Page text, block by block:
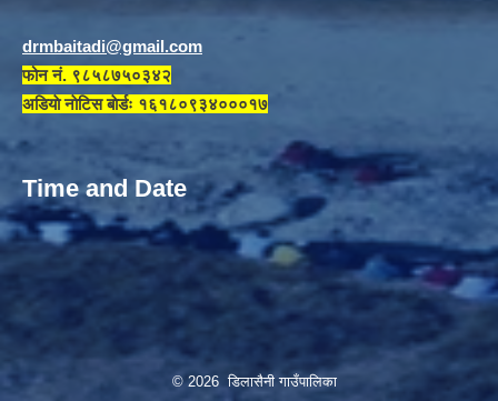
drmbaitadi@gmail.com
फोन नं. ९८५८७५०३४२
अडियाे नाेटिस बाेर्डः १६१८०९३४०००१७
Time and Date
© 2026 डिलासैनी गाउँपालिका